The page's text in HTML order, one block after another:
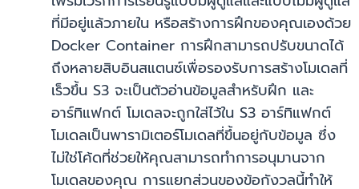
ที่มีอยู่แล้วภายใน หรือสร้างการฝึกของคุณเองด้วย
Docker Container การฝึกสามารถปรับขนาดได้
ถึงหลายสิบอินสแตนซ์เพื่อรองรับการสร้างโมเดลที่
เร็วขึ้น S3 จะเป็นตัวอ่านข้อมูลสำหรับฝึก และ
อาร์ทิแฟกต์ โมเดลจะถูกใส่ไว้ใน S3 อาร์ทิแฟกต์
โมเดลเป็นพารามิเตอร์โมเดลที่ขึ้นอยู่กับข้อมูล ซึ่ง
ไม่ใช่โค้ดที่ช่วยให้คุณสามารถทำการอนุมานจาก
โมเดลของคุณ การแยกส่วนของข้อกังวลนี้ทำให้